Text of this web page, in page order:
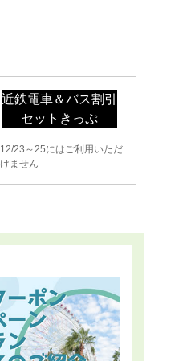
近鉄電車＆バス割引
セットきっぷ
12/23～25にはご利用いただ
けません